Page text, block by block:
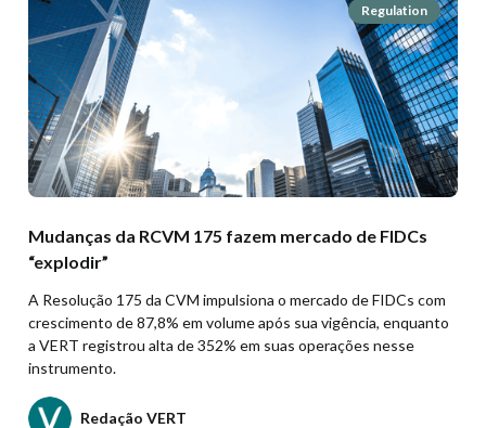
Regulation
Mudanças da RCVM 175 fazem mercado de FIDCs
“explodir”
A Resolução 175 da CVM impulsiona o mercado de FIDCs com
crescimento de 87,8% em volume após sua vigência, enquanto
a VERT registrou alta de 352% em suas operações nesse
instrumento.
Redação VERT